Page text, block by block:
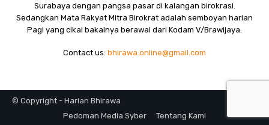
Surabaya dengan pangsa pasar di kalangan birokrasi.
Sedangkan Mata Rakyat Mitra Birokrat adalah semboyan harian
Pagi yang cikal bakalnya berawal dari Kodam V/Brawijaya.
Contact us: bhirawa.online@gmail.com
© Copyright - Harian Bhirawa
Pedoman Media Syber
Tentang Kami